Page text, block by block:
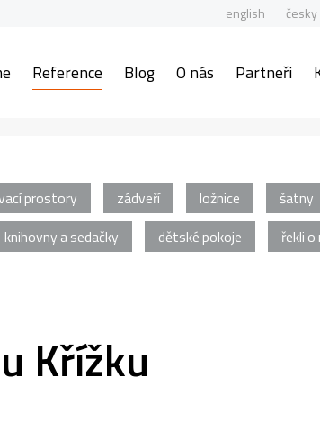
english česky
Reference Blog O nás Partneři
prostory zádveří ložnice
šatny
knihovny a sedačky dětské pokoje řekli o
Křížku